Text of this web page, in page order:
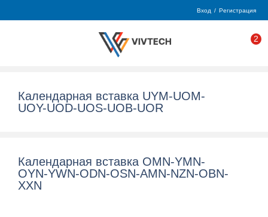
Вход / Регистрация
2
Календарная вставка UYM-UOM-
UOY-UOD-UOS-UOB-UOR
Календарная вставка OMN-YMN-
OYN-YWN-ODN-OSN-AMN-NZN-OBN-
XXN